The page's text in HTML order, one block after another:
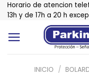
Saltar
Horario de atencion
13h y de 17h a 20 h
INICIO /